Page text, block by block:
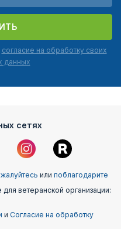
согласие на обработку своих
данных
сетях
или поблагодарите
ветеранской организации:
и Согласие на обработку